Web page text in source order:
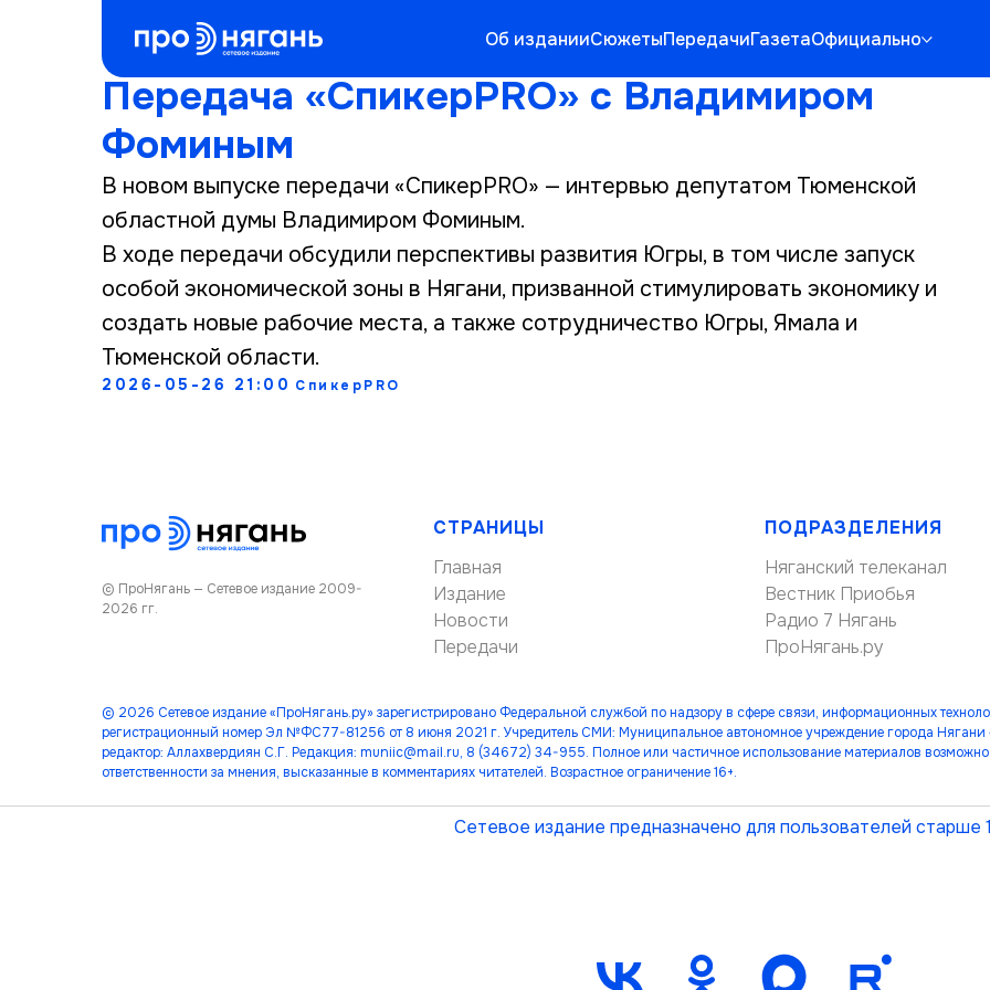
Об изданииСюжетыПередачиГазетаОфициально
Передача «СпикерPRO» с Владимиром
Фоминым
В новом выпуске передачи «СпикерPRO» — интервью депутатом Тюменской
областной думы Владимиром Фоминым.
В ходе передачи обсудили перспективы развития Югры, в том числе запуск
особой экономической зоны в Нягани, призванной стимулировать экономику и
создать новые рабочие места, а также сотрудничество Югры, Ямала и
Тюменской области.
2026-05-26 21:00 СпикерPRO
© ПроНягань — Сетевое издание 2009-
2026 гг.
СТРАНИЦЫ
Главная
Издание
Новости
Передачи
ПОДРАЗДЕЛЕНИЯ
Няганский телеканал
Вестник Приобья
Радио 7 Нягань
ПроНягань.ру
© 2026 Сетевое издание «ПроНягань.ру» зарегистрировано Федеральной службой по надзору в сфере связи, информационных
регистрационный номер Эл №ФС77-81256 от 8 июня 2021 г. Учредитель СМИ: Муниципальное автономное учреждение города Нягани
редактор: Аллахвердиян С.Г. Редакция: muniic@mail.ru, 8 (34672) 34-955. Полное или частичное использование материалов возможно
ответственности за мнения, высказанные в комментариях читателей. Возрастное ограничение 16+.
Сетевое издание предназначено для пользователей старше